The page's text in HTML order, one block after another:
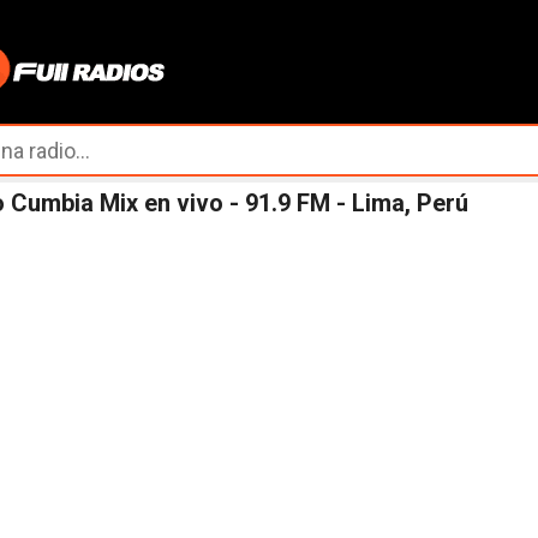
Cumbia Mix en vivo - 91.9 FM - Lima, Perú